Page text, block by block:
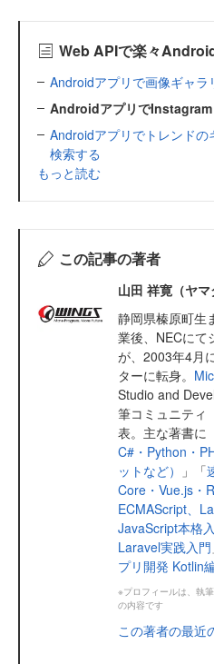
Web APIで楽々
Androidアプリで画像ギャラ
AndroidアプリでInstagram
Androidアプリでトレンド
検索する
もっと読む
この記事の著者
山田 祥寛（ヤマ
静岡県榛原町生
業後、NECにて
が、2003年4月
ターに転身。
Studio and
筆コミュニティ
表。主な著書に
C#・Python・
ットなど）
」「
Core・Vue.js・
ECMAScript、
JavaScript本格
Laravel実践入門
プリ開発 Kotlin
※プロフィールは、執
の内容です
この著者の最近